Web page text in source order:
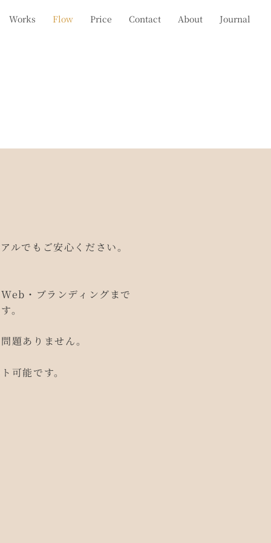
Works Flow Price Contact About Journal
ルでもご安心ください。
・ブランディングまで
。
題ありません。
可能です。